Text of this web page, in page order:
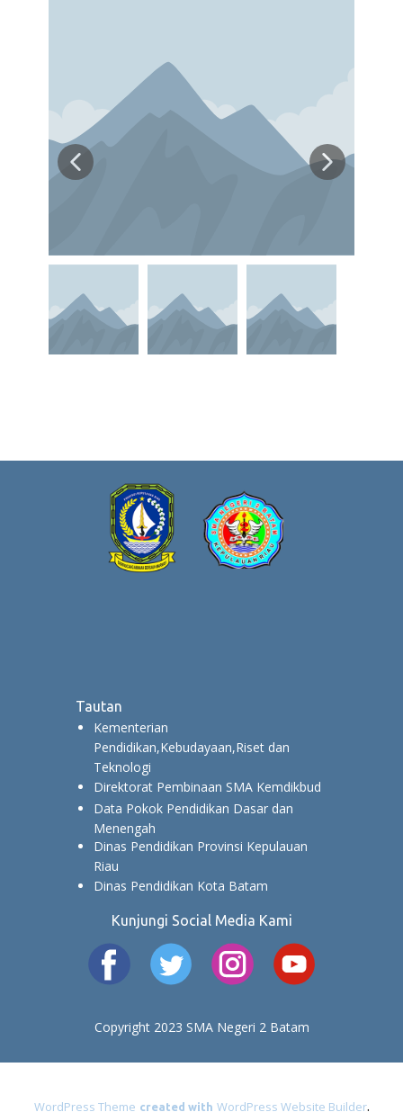
Tautan
Kementerian
Pendidikan,Kebudayaan,Riset dan
Teknologi
Direktorat Pembinaan SMA Kemdikbud
Data Pokok Pendidikan Dasar dan
Menengah
Dinas Pendidikan Provinsi Kepulauan
Riau
Dinas Pendidikan Kota Batam
Kunjungi Social Media Kami
Copyright 2023 SMA Negeri 2 Batam
WordPress Theme created with WordPress Website Builder.